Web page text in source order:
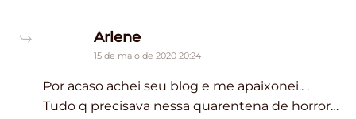
Arlenesays:
15 de maio de 2020 20:24
Por acaso achei seu blog e me apaixonei.. .
Tudo q precisava nessa quarentena de horror…